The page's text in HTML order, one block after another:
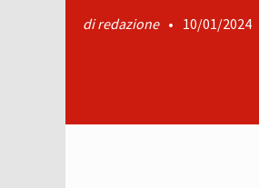
redazione • 10/01/2024